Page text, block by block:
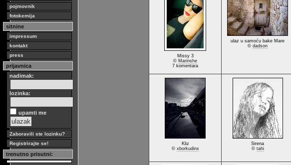
pojmovnik
fotokemija
sitnine
impressum
kontakt
press
prijavnica
nadimak:
lozinka:
upamti me
Zaboravili ste lozinku?
Registrirajte se!
trenutno prisutni:
Missy 3
© Marinshe
7 komentara
ulaz u samoću bake Mare
©dadson
Kliz
© xborkudinx
Sirena
© tahi